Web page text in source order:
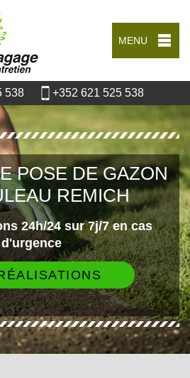
MENU
538 +352 621 525 538
POSE DE GAZON
REMICH
24h/24 sur 7j/7 en cas
d'urgence